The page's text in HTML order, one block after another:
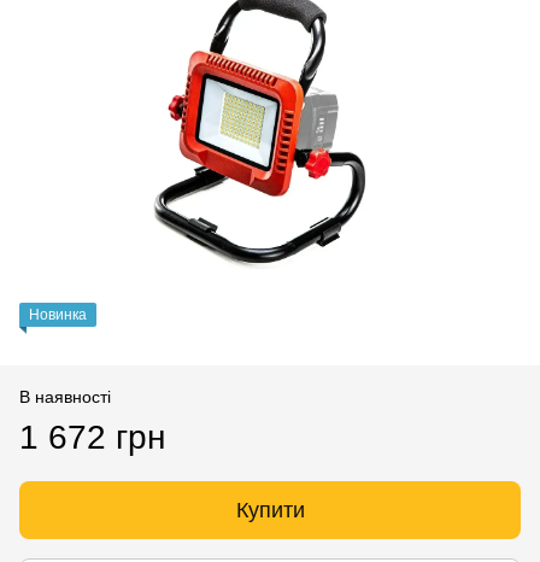
Новинка
В наявності
1 672 грн
Купити